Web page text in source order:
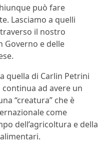
può fare
Lasciamo a quelli
il nostro
Governo e delle
quella di Carlin Petrini
ad avere un
“creatura” che è
come
dell’agricoltura e della